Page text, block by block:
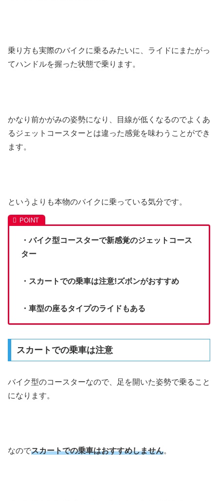
乗り方も実際のバイクに乗るみたいに、ライドにまたがっ
てハンドルを握った状態で乗ります。
かなり前かがみの姿勢になり、目線が低くなるのでよくあ
るジェットコースターとは違った感覚を味わうことができ
ます。
というよりも本物のバイクに乗っている気分です。
・バイク型コースターで新感覚のジェットコース
ター
・スカートでの乗車は注意!ズボンがおすすめ
・車型の座るタイプのライドもある
スカートでの乗車は注意
バイク型のコースターなので、足を開いた姿勢で乗ること
になります。
なのでスカートでの乗車はおすすめしません。